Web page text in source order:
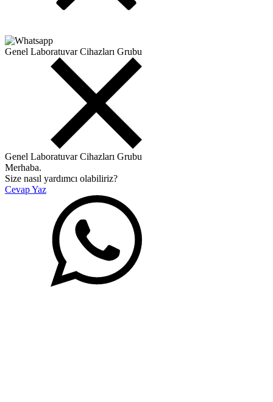
Genel Laboratuvar Cihazları Grubu
Genel Laboratuvar Cihazları Grubu
Merhaba.
Size nasıl yardımcı olabiliriz?
Cevap Yaz